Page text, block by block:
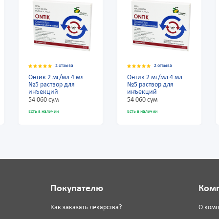
2 отзыва
Онтик 2 мг/мл 4 мл
№5 раствор для
инъекций
54 060 сум
Есть в наличии
2 отзыва
Онтик 2 мг/мл 4 мл
№5 раствор для
инъекций
54 060 сум
Есть в наличии
Покупателю
Как заказать лекарства? О